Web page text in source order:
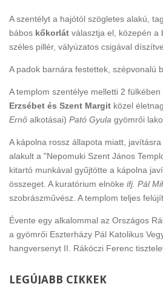
A szentélyt a hajótól szögletes alakú,
bábos kőkorlát választja el, közepén a
széles pillér, vályúzatos csigával
A padok barnára festettek, szépvonalú
A templom szentélye melletti 2 fülkében
Erzsébet és Szent Margit közel
Ernő alkotásai) Pató Gyula gyömrői
A kápolna rossz állapota miatt,
alakult a "Nepomuki Szent János
kitartó munkával gyűjtötte a kápolna
összeget. A kuratórium elnöke ifj. Pál
szobrászművész. A templom teljes
Évente egy alkalommal az Országos
a gyömrői Eszterházy Pál Katolikus
hangversenyt II. Rákóczi Ferenc
LEGÚJABB CIKKEK